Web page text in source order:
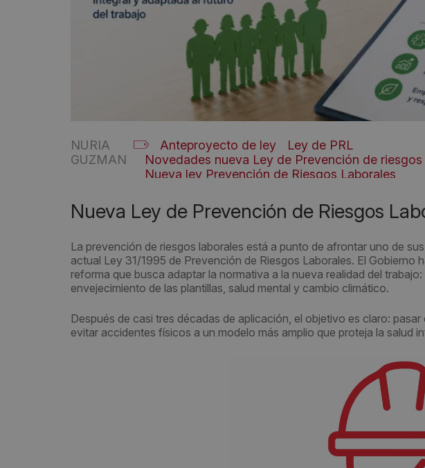
NURIA
GUZMAN
Anteproyecto de ley
Ley de PRL
Novedades nueva Ley de Prevención de riesgos
Nueva ley Prevención de Riesgos Laborales
Nueva Ley de Prevención de Riesgos
La prevención de riesgos laborales está a punto de afrontar uno de
actual Ley 31/1995 de Prevención de Riesgos Laborales. El Gobierno
reforma que busca adaptar la normativa a la nueva realidad del
envejecimiento de las plantillas, salud mental y cambio climático.
Después de casi tres décadas de aplicación, el objetivo es claro:
evitar accidentes físicos a un modelo más amplio que proteja la salud